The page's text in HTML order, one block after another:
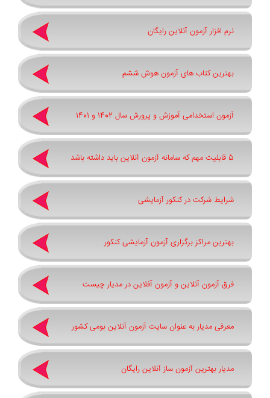
نرم افزار آزمون آنلاین رایگان
بهترین کتاب های آزمون هوش ششم
آزمون استخدامی آموزش و پرورش سال 1402 و 1401
5 قابلیت مهم که سامانه آزمون آنلاین باید داشته باشد
شرایط شرکت در کنکور آزمایشی
بهترین مراکز برگزاری آزمون آزمایشی کنکور
فرق آزمون آنلاین و آزمون آفلاین در مدیار چیست
معرفی مدیار به عنوان سایت آزمون آنلاین بومی کشور
مدیار بهترین آزمون ساز آنلاین رایگان